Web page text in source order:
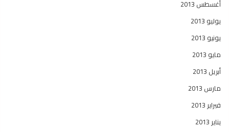
أغسطس 2013
يوليو 2013
يونيو 2013
مايو 2013
أبريل 2013
مارس 2013
فبراير 2013
يناير 2013